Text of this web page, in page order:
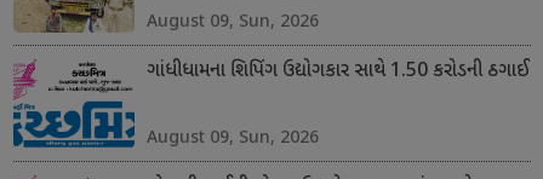
August 09, Sun, 2026
ગાંધીધામના શિપિંગ ઉદ્યોગકાર સાથે 1.50 કરોડની ઠગાઈ
August 09, Sun, 2026